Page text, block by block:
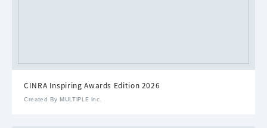
CINRA Inspiring Awards Edition 2026
Created By MULTiPLE Inc.